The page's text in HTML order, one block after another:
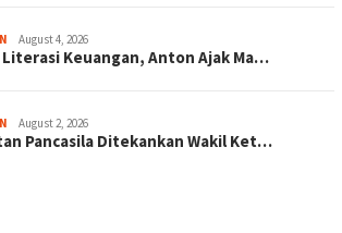
August 4, 2026
Keuangan, Anton Ajak Ma…
August 2, 2026
Pancasila Ditekankan Wakil Ket…